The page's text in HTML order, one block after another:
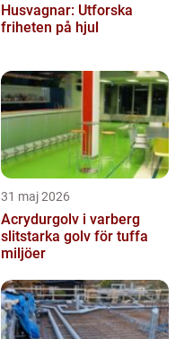
Husvagnar: Utforska
friheten på hjul
31 maj 2026
Acrydurgolv i varberg
slitstarka golv för tuffa
miljöer